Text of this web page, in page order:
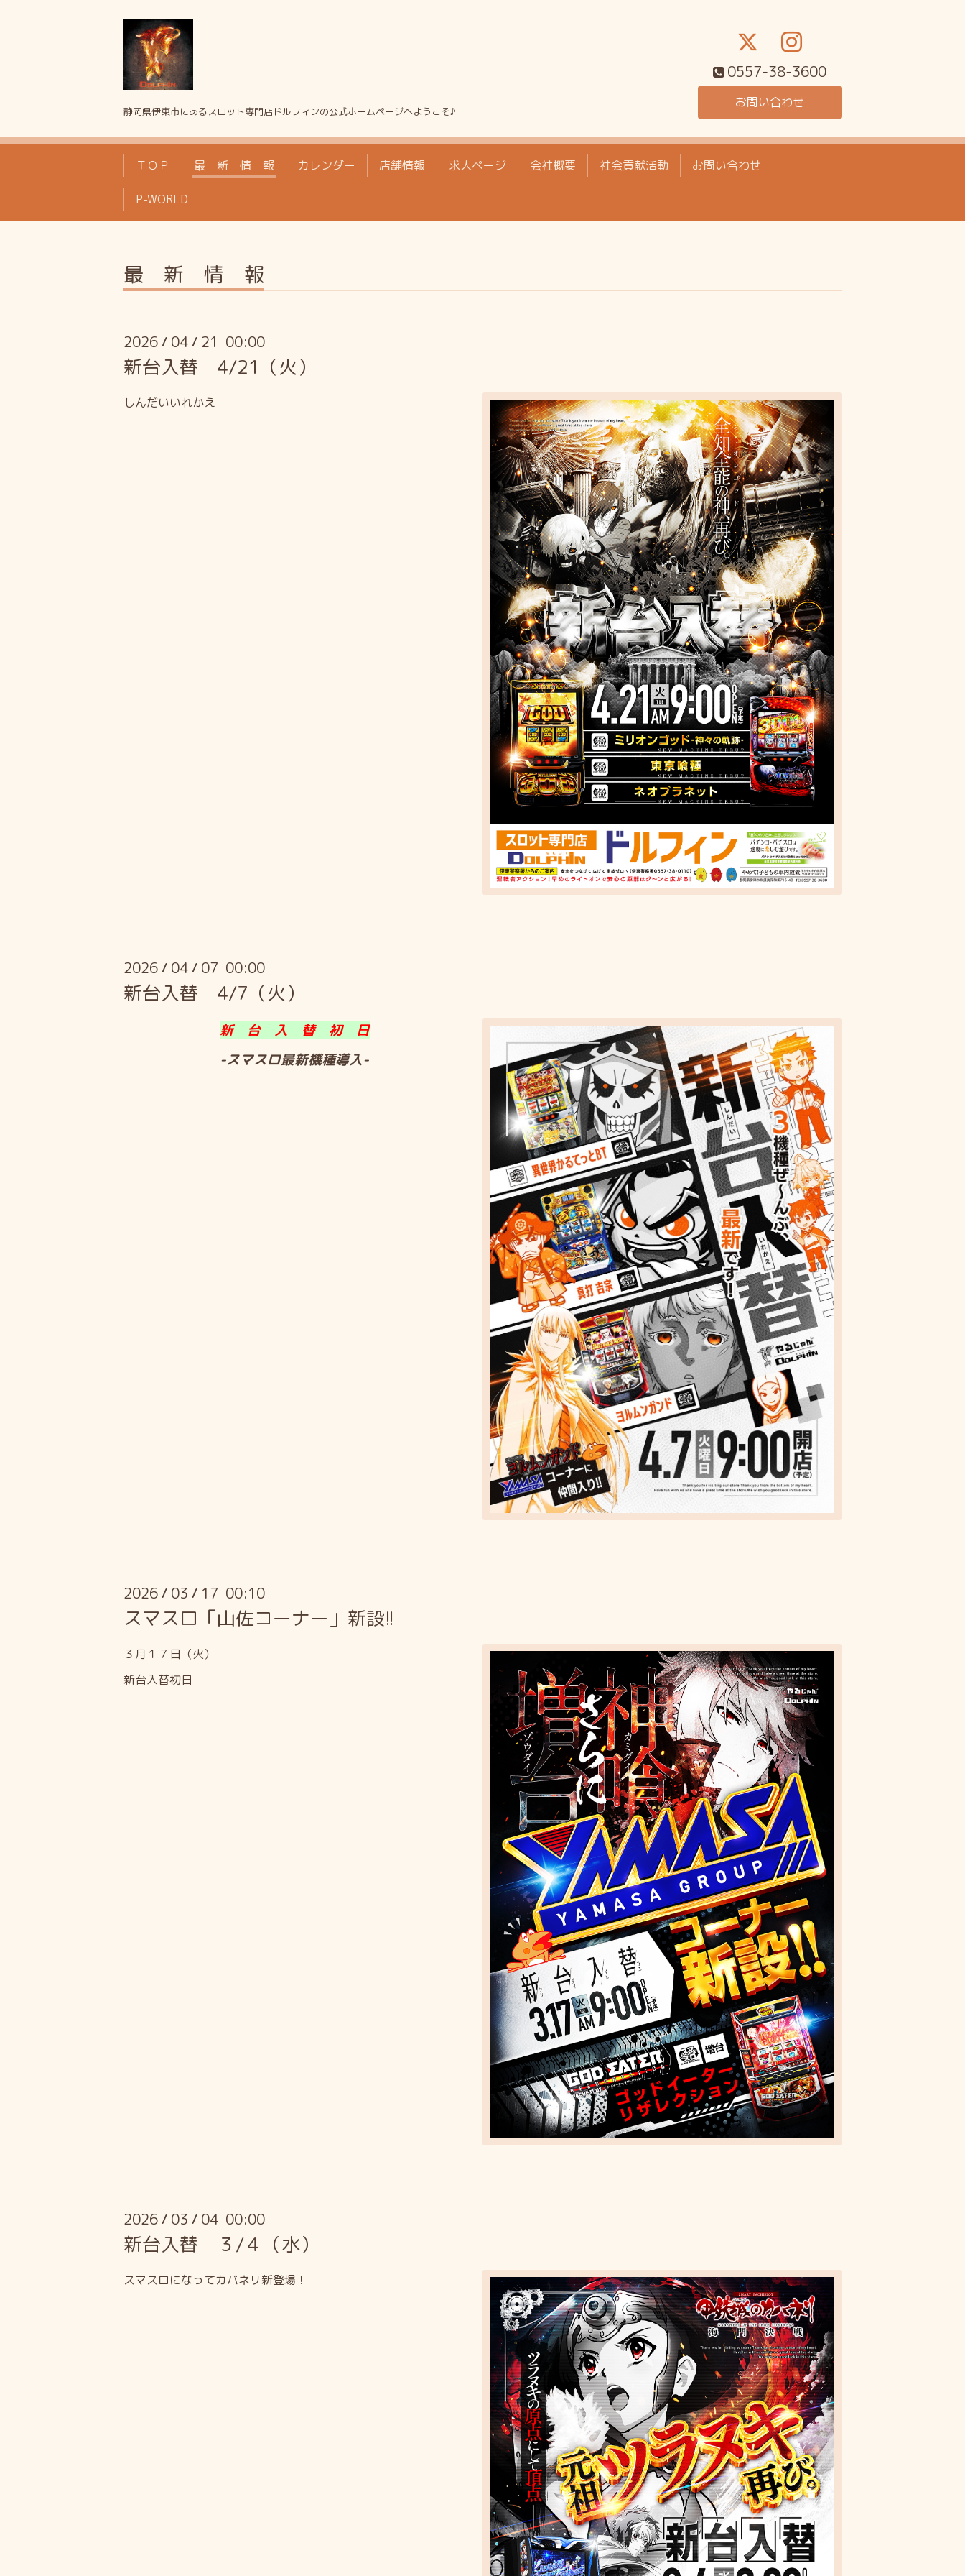
静岡県伊東市にあるスロット専門店ドルフィンの公式ホームページへようこそ♪
0557-38-3600
お問い合わせ
ＴＯＰ 最 新 情 報 カレンダー 店舗情報 求人ページ 会社概要 社会貢献活動 お問い合わせ
P-WORLD
最 新 情 報
2026 / 04 / 21 00:00
新台入替 4/21（火）
しんだいいれかえ
2026 / 04 / 07 00:00
新台入替 4/7（火）
新 台 入 替 初 日
-スマスロ最新機種導入-
2026 / 03 / 17 00:10
スマスロ「山佐コーナー」新設!!
３月１７日（火）
新台入替初日
2026 / 03 / 04 00:00
新台入替 ３/４（水）
スマスロになってカバネリ新登場！